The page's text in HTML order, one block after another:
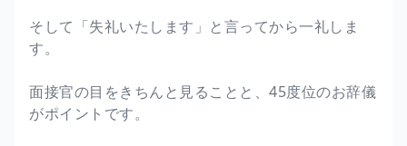
そして「失礼いたします」と言ってから一礼しま
す。
面接官の目をきちんと見ることと、45度位のお辞儀
がポイントです。